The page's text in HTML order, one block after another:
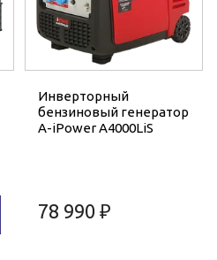
Инверторный
бензиновый генератор
A-iPower A4000LiS
78 990 ₽